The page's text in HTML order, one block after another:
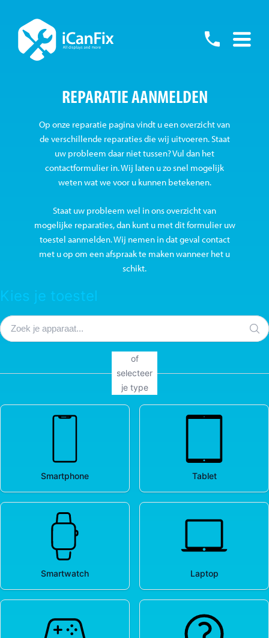
content
055
REPARATIE AANMELDEN
Op onze reparatie pagina vindt u een overzicht van
de verschillende reparaties die wij uitvoeren. Staat
uw probleem daar niet tussen? Vul dan het
contactformulier in. Wij laten u zo snel mogelijk
weten wat we voor u kunnen betekenen.
Staat uw probleem wel in ons overzicht van
mogelijke reparaties, dan kunt u met dit formulier uw
toestel aanmelden. Wij nemen in dat geval contact
met u op om een afspraak te maken wanneer het u
schikt.